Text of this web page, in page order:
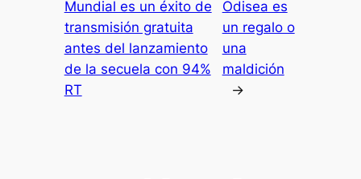
Mundial es un éxito de
transmisión gratuita
antes del lanzamiento
de la secuela con 94%
RT
Odisea es
un regalo o
una
maldición
→